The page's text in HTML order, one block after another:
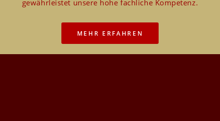
gewährleistet unsere hohe fachliche Kompetenz.
MEHR ERFAHREN